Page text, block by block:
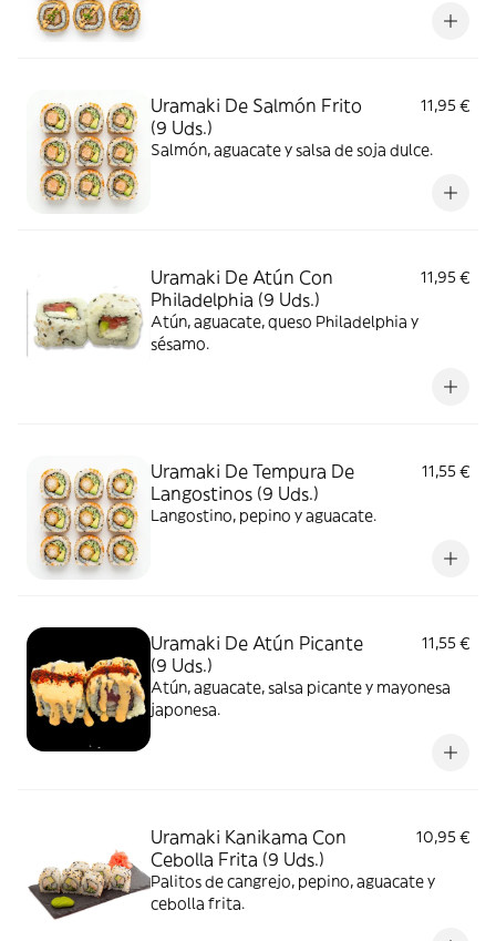
Uramaki De Salmón Frito
(9 Uds.)
11,95 €
Salmón, aguacate y salsa de soja dulce.
Uramaki De Atún Con
Philadelphia (9 Uds.)
11,95 €
Atún, aguacate, queso Philadelphia y
sésamo.
Uramaki De Tempura De
Langostinos (9 Uds.)
11,55 €
Langostino, pepino y aguacate.
Uramaki De Atún Picante
(9 Uds.)
11,55 €
Atún, aguacate, salsa picante y mayonesa
japonesa.
Uramaki Kanikama Con
Cebolla Frita (9 Uds.)
10,95 €
Palitos de cangrejo, pepino, aguacate y
cebolla frita.